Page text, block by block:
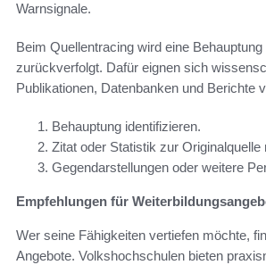
Warnsignale.
Beim Quellentracing wird eine
zurückverfolgt. Dafür eignen sich
Publikationen, Datenbanken und Berichte
Behauptung identifizieren.
Zitat oder Statistik zur Originalquelle
Gegendarstellungen oder weitere
Empfehlungen für
Wer seine Fähigkeiten vertiefen möchte,
Angebote. Volkshochschulen bieten